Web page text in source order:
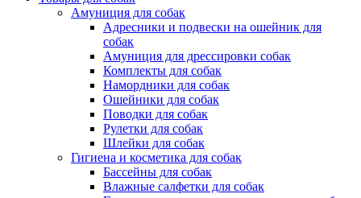
Амуниция для собак
Адресники и подвески на ошейник для
собак
Амуниция для дрессировки собак
Комплекты для собак
Намордники для собак
Ошейники для собак
Поводки для собак
Рулетки для собак
Шлейки для собак
Гигиена и косметика для собак
Бассейны для собак
Влажные салфетки для собак